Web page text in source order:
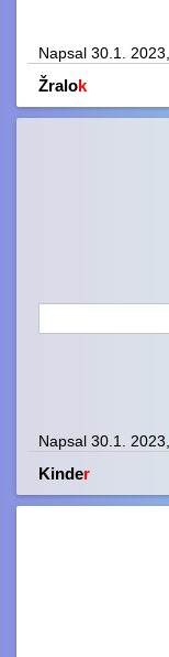
Napsal 30.1.
Žralok
Napsal 30.1.
Kinder